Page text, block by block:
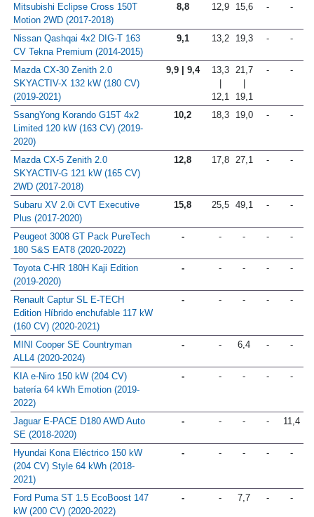
Mitsubishi Eclipse Cross 150T
Motion 2WD (2017-2018)
8,8 12,9 15,6 - -
Nissan Qashqai 4x2 DIG-T 163
CV Tekna Premium (2014-2015)
9,1 13,2 19,3 - -
Mazda CX-30 Zenith 2.0
SKYACTIV-X 132 kW (180 CV)
(2019-2021)
9,9 | 9,4
13,3
|
12,1
21,7
|
19,1
- -
SsangYong Korando G15T 4x2
Limited 120 kW (163 CV) (2019-
2020)
10,2 18,3 19,0 - -
Mazda CX-5 Zenith 2.0
SKYACTIV-G 121 kW (165 CV)
2WD (2017-2018)
12,8 17,8 27,1 - -
Subaru XV 2.0i CVT Executive
Plus (2017-2020)
15,8 25,5 49,1 - -
Peugeot 3008 GT Pack PureTech
180 S&S EAT8 (2020-2022)
- - - - -
Toyota C-HR 180H Kaji Edition
(2019-2020)
- - - - -
Renault Captur SL E-TECH
Edition Híbrido enchufable 117 kW
(160 CV) (2020-2021)
- - - - -
MINI Cooper SE Countryman
ALL4 (2020-2024)
- - 6,4 - -
KIA e-Niro 150 kW (204 CV)
batería 64 kWh Emotion (2019-
2022)
- - - - -
Jaguar E-PACE D180 AWD Auto
SE (2018-2020)
- - - - 11,4
Hyundai Kona Eléctrico 150 kW
(204 CV) Style 64 kWh (2018-
2021)
- - - - -
Ford Puma ST 1.5 EcoBoost 147
kW (200 CV) (2020-2022)
- - 7,7 - -